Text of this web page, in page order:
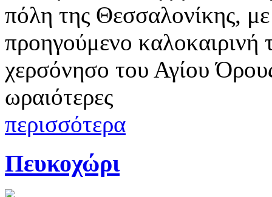
πόλη της Θεσσαλονίκης,
προηγούμενο καλοκαιρινή
χερσόνησο του Αγίου
ωραιότερες
περισσότερα
Πευκοχώρι